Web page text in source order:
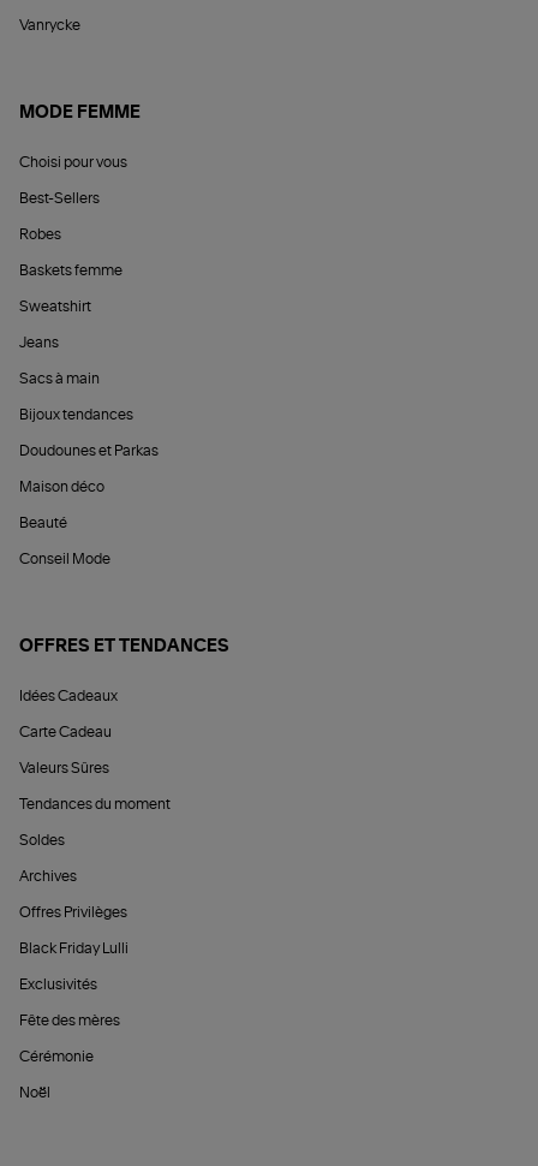
Vanrycke
MODE FEMME
Choisi pour vous
Best-Sellers
Robes
Baskets femme
Sweatshirt
Jeans
Sacs à main
Bijoux tendances
Doudounes et Parkas
Maison déco
Beauté
Conseil Mode
OFFRES ET TENDANCES
Idées Cadeaux
Carte Cadeau
Valeurs Sûres
Tendances du moment
Soldes
Archives
Offres Privilèges
Black Friday Lulli
Exclusivités
Fête des mères
Cérémonie
Noël